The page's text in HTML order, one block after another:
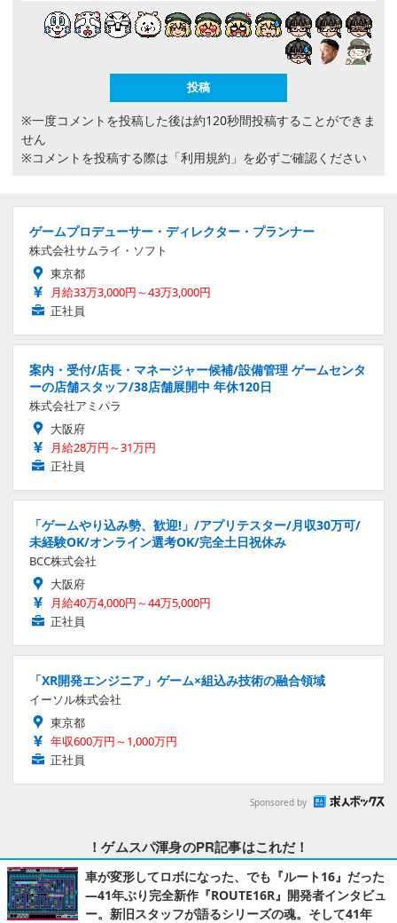
※一度コメントを投稿した後は約120秒間投稿することができま
せん
※コメントを投稿する際は 「利用規約」 を必ずご確認ください
ゲームプロデューサー・ディレクター・プランナー
株式会社サムライ・ソフト
東京都
月給33万3,000円～43万3,000円
正社員
案内・受付/店長・マネージャー候補/設備管理 ゲームセンタ
ーの店舗スタッフ/38店舗展開中 年休120日
株式会社アミパラ
大阪府
月給28万円～31万円
正社員
「ゲームやり込み勢、歓迎!」/アプリテスター/月収30万可/
未経験OK/オンライン選考OK/完全土日祝休み
BCC株式会社
大阪府
月給40万4,000円～44万5,000円
正社員
「XR開発エンジニア」ゲーム×組込み技術の融合領域
イーソル株式会社
東京都
年収600万円～1,000万円
正社員
Sponsored by
！ゲムスパ渾身のPR記事はこれだ！
車が変形してロボになった、でも『ルート16』だった
―41年ぶり完全新作『ROUTE16R』開発者インタビュ
ー。新旧スタッフが語るシリーズの魂。そして41年